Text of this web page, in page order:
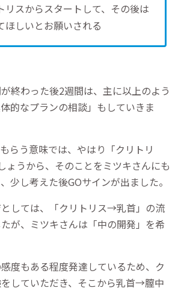
リスからスタートして、その後は
ほしいとお願いされる
終わった後2週間は、主に以上のよう
的なプランの相談」もしていきま
らう意味では、やはり「クリトリ
ょうから、そのことをミツキさんにも
少し考えた後GOサインが出ました。
しては、「クリトリス→乳首」の流
が、ミツキさんは「中の開発」を希
度もある程度発達しているため、ク
していただき、そこから乳首→膣中